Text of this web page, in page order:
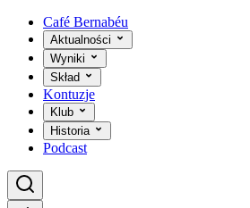
Café Bernabéu
Aktualności
Wyniki
Skład
Kontuzje
Klub
Historia
Podcast